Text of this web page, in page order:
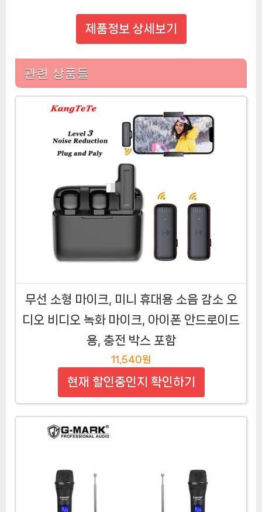
제품정보 상세보기
관련 상품들
무선 소형 마이크, 미니 휴대용 소음 감소 오
디오 비디오 녹화 마이크, 아이폰 안드로이드
용, 충전 박스 포함
11,540원
현재 할인중인지 확인하기